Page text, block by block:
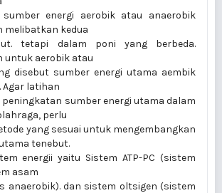
sumber energi aerobik atau anaerobik
melibatkan kedua
tetapi dalam poni yang berbeda.
untuk aerobik atau
disebut sumber energi utama aembik
Agar latihan
sumber energi utama dalam
perlu
yang sesuai untuk mengembangkan
tenebut.
energii yaitu Sistem ATP-PC (sistem
asam
anaerobik). dan sistem oltsigen (sistem